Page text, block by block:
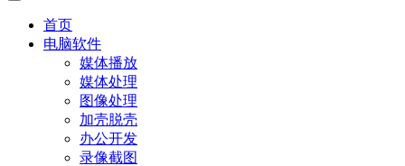
首页
电脑软件
媒体播放
媒体处理
图像处理
加壳脱壳
办公开发
录像截图